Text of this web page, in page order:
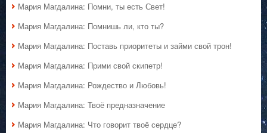
Мария Магдалина: Помни, ты есть Свет!
Мария Магдалина: Помнишь ли, кто ты?
Мария Магдалина: Поставь приоритеты и займи свой трон!
Мария Магдалина: Прими свой скипетр!
Мария Магдалина: Рождество и Любовь!
Мария Магдалина: Твоё предназначение
Мария Магдалина: Что говорит твоё сердце?